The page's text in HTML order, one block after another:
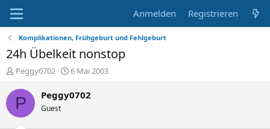
Anmelden Registrieren
Komplikationen, Frühgeburt und Fehlgeburt
24h Übelkeit nonstop
E
r
s
Peggy0702
E
r
s
6 Mai 2003
P Peggy0702
Guest